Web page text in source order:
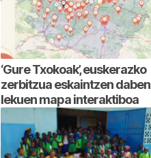
‘Gure Txokoak’, euskerazko
zerbitzua eskaintzen daben
lekuen mapa interaktiboa